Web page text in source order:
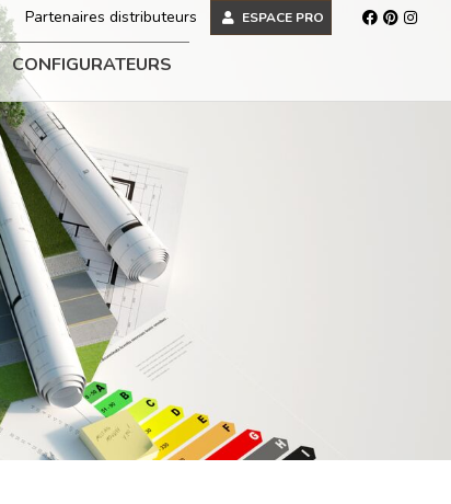
Partenaires distributeurs ESPACE PRO
CONFIGURATEURS